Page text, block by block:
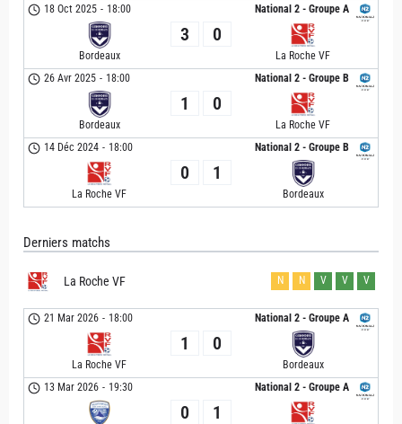
National 2 - Groupe A
18 Oct 2025 - 18:00
Bordeaux
3 0
La Roche VF
National 2 - Groupe B
26 Avr 2025 - 18:00
Bordeaux
1 0
La Roche VF
National 2 - Groupe B
14 Déc 2024 - 18:00
La Roche VF
0 1
Bordeaux
Derniers matchs
La Roche VF N N V V V
National 2 - Groupe A
21 Mar 2026 - 18:00
La Roche VF
1 0
Bordeaux
National 2 - Groupe A
13 Mar 2026 - 19:30
0 1